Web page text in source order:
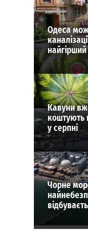
Одеса
Кавуни
коштують
у серпні
Чорне